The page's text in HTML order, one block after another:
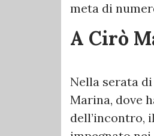
meta di
A Cirò
Nella serata
Marina, dove
dell’incontro,